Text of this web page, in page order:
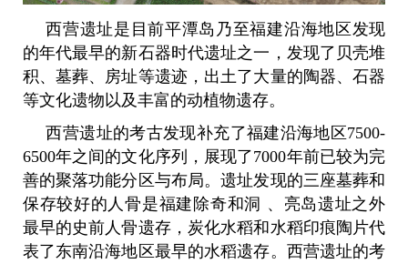
西营遗址是目前平潭岛乃至福建沿海地区发现
的年代最早的新石器时代遗址之一，发现了贝壳堆
积、墓葬、房址等遗迹，出土了大量的陶器、石器
等文化遗物以及丰富的动植物遗存。
西营遗址的考古发现补充了福建沿海地区7500-
6500年之间的文化序列，展现了7000年前已较为完
善的聚落功能分区与布局。遗址发现的三座墓葬和
保存较好的人骨是福建除奇和洞 、亮岛遗址之外
最早的史前人骨遗存，炭化水稻和水稻印痕陶片代
表了东南沿海地区最早的水稻遗存。西营遗址的考